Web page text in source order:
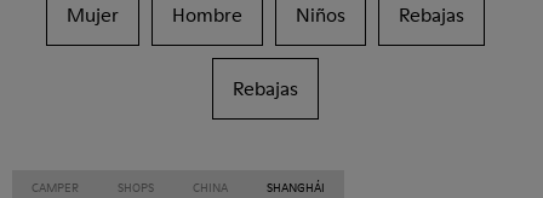
Mujer Hombre Niños Rebajas
Rebajas
CAMPER SHOPS CHINA SHANGHÁI